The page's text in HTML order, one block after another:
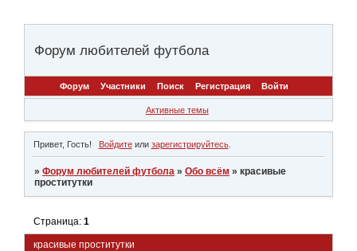
Форум любителей футбола
Форум Участники Поиск Регистрация Войти
Активные темы
Привет, Гость! Войдитеили зарегистрируйтесь.
»Форум любителей футбола »Обо всём »красивые
проститутки
красивые проститутки
Страница:1